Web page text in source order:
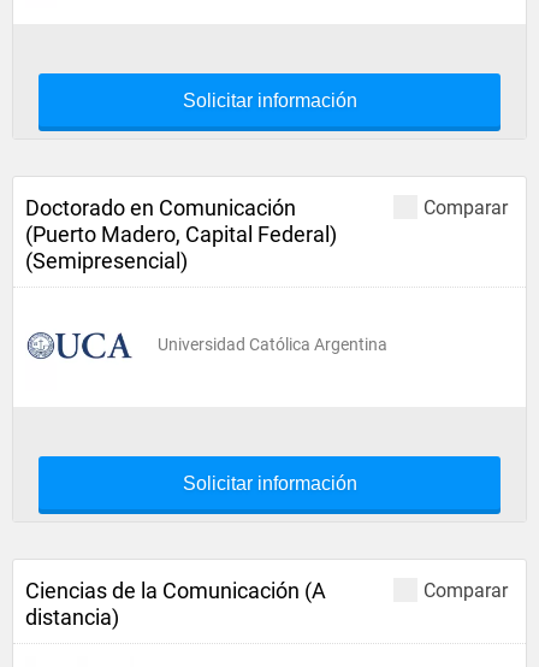
Solicitar información
Comparar
Doctorado en Comunicación
(Puerto Madero, Capital Federal)
(Semipresencial)
Universidad Católica Argentina
Solicitar información
Comparar
Ciencias de la Comunicación (A
distancia)